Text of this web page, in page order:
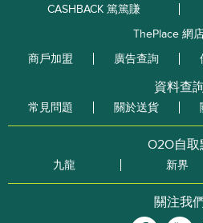
CASHBACK 篤篤賺
ThePlace 網
商戶加盟
廣告查詢
資料查
常見問題 關於送貨
O2O自取
九龍 新界
關注我們